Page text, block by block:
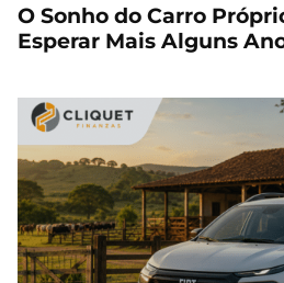
O Sonho do Carro
Esperar Mais Alguns